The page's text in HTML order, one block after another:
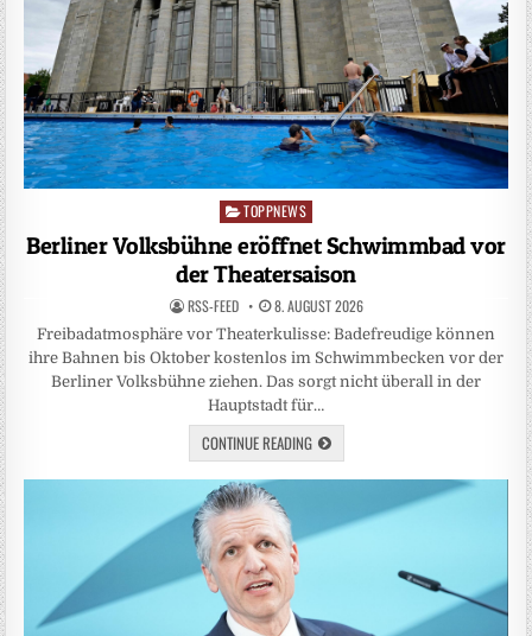
Posted
TOPPNEWS
Berliner Volksbühne eröffnet Schwimmbad vor
der Theatersaison
RSS-FEED 8. AUGUST 2026
Freibadatmosphäre vor Theaterkulisse: Badefreudige können
ihre Bahnen bis Oktober kostenlos im Schwimmbecken vor der
Berliner Volksbühne ziehen. Das sorgt nicht überall in der
Hauptstadt für…
CONTINUE READING